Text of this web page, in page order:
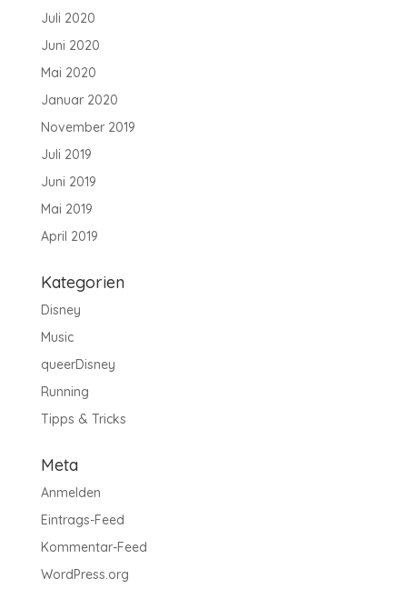
Juli 2020
Juni 2020
Mai 2020
Januar 2020
November 2019
Juli 2019
Juni 2019
Mai 2019
April 2019
Kategorien
Disney
Music
queerDisney
Running
Tipps & Tricks
Meta
Anmelden
Eintrags-Feed
Kommentar-Feed
WordPress.org